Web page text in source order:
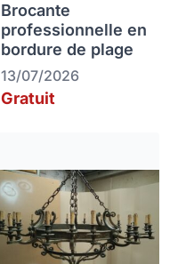
Brocante
professionnelle en
bordure de plage
13/07/2026
Gratuit